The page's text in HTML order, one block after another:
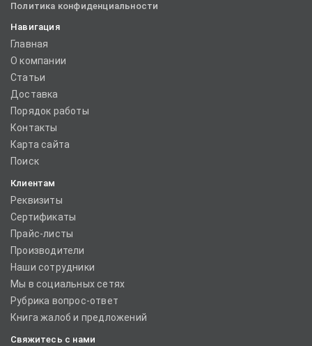
Политика конфиденциальности
Навигация
Главная
О компании
Статьи
Доставка
Порядок работы
Контакты
Карта сайта
Поиск
Клиентам
Реквизиты
Сертификаты
Прайс-листы
Производители
Наши сотрудники
Мы в социальных сетях
Рубрика вопрос-ответ
Книга жалоб и предложений
Свяжитесь с нами